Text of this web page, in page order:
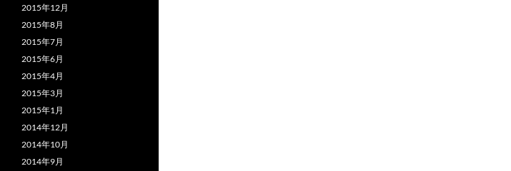
2015年12月
2015年8月
2015年7月
2015年6月
2015年4月
2015年3月
2015年1月
2014年12月
2014年10月
2014年9月